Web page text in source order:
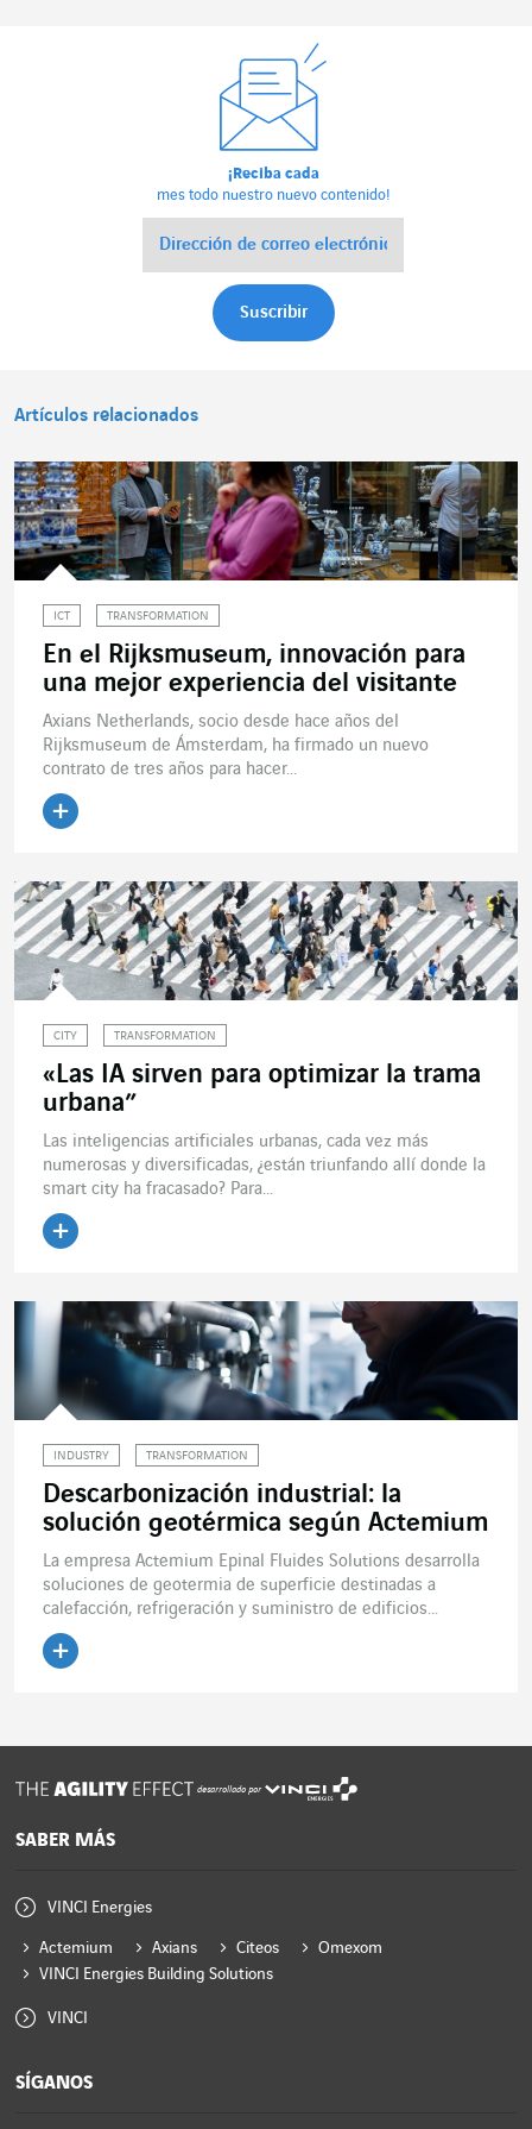
¡Reciba cada
mes todo nuestro nuevo contenido!
Artículos relacionados
ICT TRANSFORMATION
En el Rijksmuseum, innovación para
una mejor experiencia del visitante
Axians Netherlands, socio desde hace años del
Rijksmuseum de Ámsterdam, ha firmado un nuevo
contrato de tres años para hacer...
CITY TRANSFORMATION
«Las IA sirven para optimizar la trama
urbana”
Las inteligencias artificiales urbanas, cada vez más
numerosas y diversificadas, ¿están triunfando allí donde la
smart city ha fracasado? Para...
INDUSTRY TRANSFORMATION
Descarbonización industrial: la
solución geotérmica según Actemium
La empresa Actemium Epinal Fluides Solutions desarrolla
soluciones de geotermia de superficie destinadas a
calefacción, refrigeración y suministro de edificios...
desarrollado por
SABER MÁS
VINCI Energies
Actemium Axians Citeos
Omexom
VINCI Energies Building Solutions
VINCI
SÍGANOS